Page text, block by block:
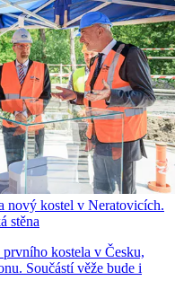
nový kostel v Neratovicích.
stěna
kostela v Česku,
Součástí věže bude i